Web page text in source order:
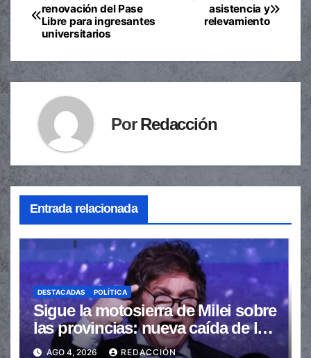
de
entradas
asistencia y
relevamiento
renovación del Pase
Libre para ingresantes
universitarios
PorRedacción
Entrada relacionada
DESTACADAS POLÍTICA
Sigue la motosierra de Milei sobre
las provincias: nueva caída de las
transferencias no automáticas
AGO 4, 2026 REDACCIÓN